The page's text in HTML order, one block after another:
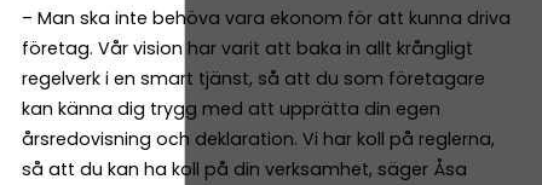
– Man ska inte behöva vara ekonom för att kunna driva
företag. Vår vision har varit att baka in allt krångligt
regelverk i en smart tjänst, så att du som företagare
kan känna dig trygg med att upprätta din egen
årsredovisning och deklaration. Vi har koll på reglerna,
så att du kan ha koll på din verksamhet, säger Åsa